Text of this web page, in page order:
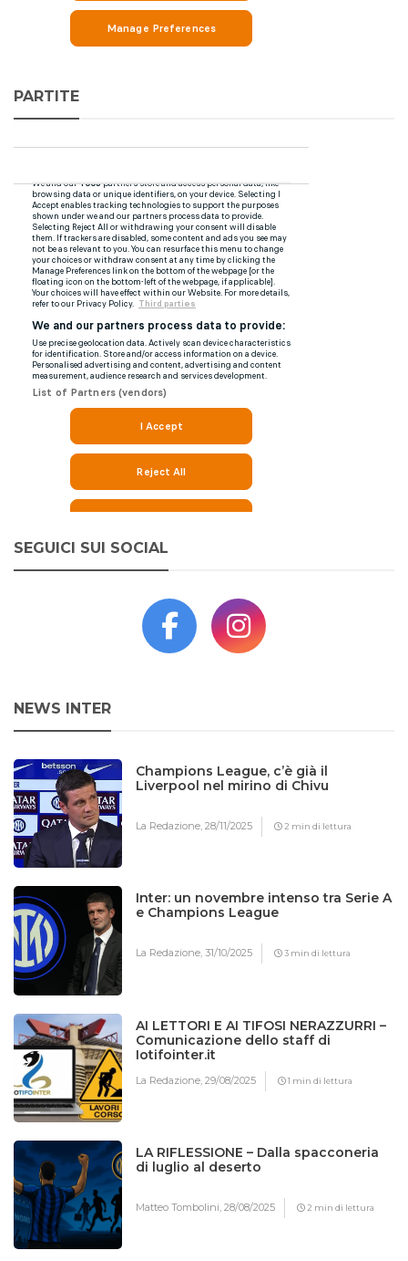
PARTITE
SEGUICI SUI SOCIAL
NEWS INTER
Champions League, c’è già il
Liverpool nel mirino di Chivu
La Redazione,28/11/2025 2 min di lettura
Inter: un novembre intenso tra Serie A
e Champions League
La Redazione,31/10/2025 3 min di lettura
AI LETTORI E AI TIFOSI NERAZZURRI –
Comunicazione dello staff di
Iotifointer.it
La Redazione,29/08/2025 1 min di lettura
LA RIFLESSIONE – Dalla spacconeria
di luglio al deserto
Matteo Tombolini,28/08/2025 2 min di lettura